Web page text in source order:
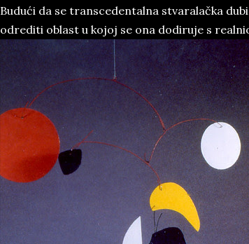
Budući da se transcedentalna stvaralačka
odrediti oblast u kojoj se ona dodiruje s